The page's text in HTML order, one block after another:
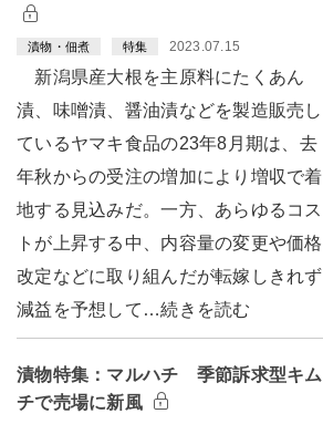
漬物・佃煮 特集 2023.07.15
新潟県産大根を主原料にたくあん
漬、味噌漬、醤油漬などを製造販売し
ているヤマキ食品の23年8月期は、去
年秋からの受注の増加により増収で着
地する見込みだ。一方、あらゆるコス
トが上昇する中、内容量の変更や価格
改定などに取り組んだが転嫁しきれず
減益を予想して…続きを読む
漬物特集：マルハチ 季節訴求型キム
チで売場に新風